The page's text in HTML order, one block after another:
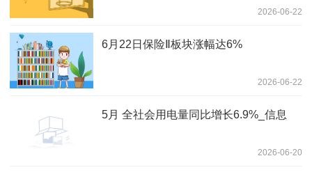
2026-06-22
6月22日保险Ⅱ板块涨幅达6%
2026-06-22
5月 全社会用电量同比增长6.9%_信息
2026-06-20